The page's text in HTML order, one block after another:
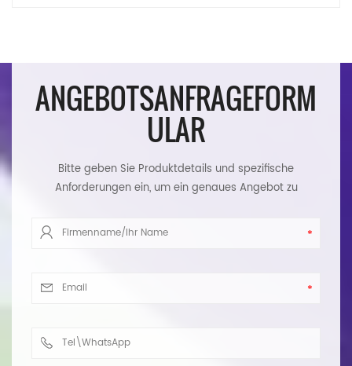
ANGEBOTSANFRAGEFORM
ULAR
Bitte geben Sie Produktdetails und spezifische
Anforderungen ein, um ein genaues Angebot zu